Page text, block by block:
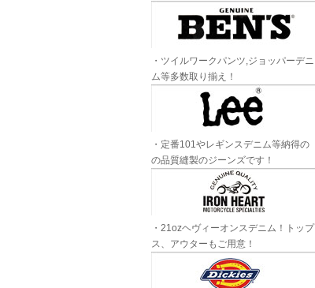
・ツイルワークパンツ,ジョッパーデニ
ム等多数取り揃え！
・定番101やレギンスデニム等納得の
の品質縫製のジーンズです！
・21ozヘヴィーオンスデニム！トップ
ス、アウターもご用意！